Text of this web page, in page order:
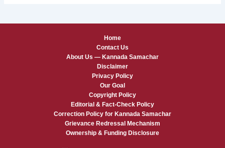
Home
Contact Us
About Us — Kannada Samachar
Disclaimer
Privacy Policy
Our Goal
Copyright Policy
Editorial & Fact-Check Policy
Correction Policy for Kannada Samachar
Grievance Redressal Mechanism
Ownership & Funding Disclosure